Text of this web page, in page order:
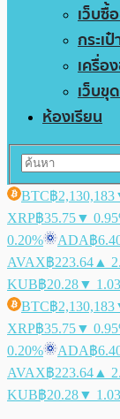
เว็บซื้
กระเ
เครื่อ
เว็บขุ
ห้องเรียน
BTC฿2,130,183
XRP฿35.75▼
0.20%
ADA฿
AVAX฿223.64 ▲
KUB฿20.28▼
BTC฿2,130,183
XRP฿35.75▼
0.20%
ADA฿
AVAX฿223.64 ▲
KUB฿20.28▼